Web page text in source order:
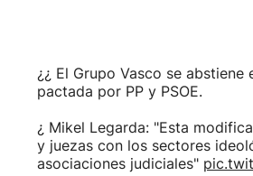
¿¿ El Grupo Vasco se
pactada por PP y PSOE.
¿ Mikel Legarda: "Esta
y juezas con los sectores
asociaciones judiciales"